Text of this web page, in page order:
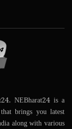
NEBharat24 is a
brings you latest
along with various